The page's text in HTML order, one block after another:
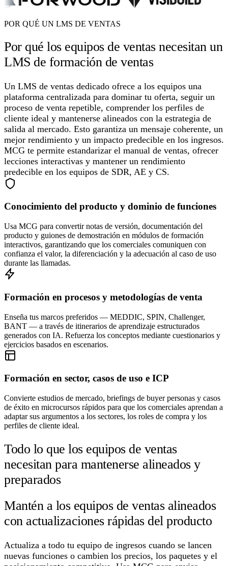
POR QUÉ UN LMS DE VENTAS
Por qué los equipos de ventas necesitan un
LMS de formación de ventas
Un LMS de ventas dedicado ofrece a los equipos una
plataforma centralizada para dominar tu oferta, seguir un
proceso de venta repetible, comprender los perfiles de
cliente ideal y mantenerse alineados con la estrategia de
salida al mercado. Esto garantiza un mensaje coherente, un
mejor rendimiento y un impacto predecible en los ingresos.
MCG te permite estandarizar el manual de ventas, ofrecer
lecciones interactivas y mantener un rendimiento
predecible en los equipos de SDR, AE y CS.
Conocimiento del producto y dominio de funciones
Usa MCG para convertir notas de versión, documentación del
producto y guiones de demostración en módulos de formación
interactivos, garantizando que los comerciales comuniquen con
confianza el valor, la diferenciación y la adecuación al caso de uso
durante las llamadas.
Formación en procesos y metodologías de venta
Enseña tus marcos preferidos — MEDDIC, SPIN, Challenger,
BANT — a través de itinerarios de aprendizaje estructurados
generados con IA. Refuerza los conceptos mediante cuestionarios y
ejercicios basados en escenarios.
Formación en sector, casos de uso e ICP
Convierte estudios de mercado, briefings de buyer personas y casos
de éxito en microcursos rápidos para que los comerciales aprendan a
adaptar sus argumentos a los sectores, los roles de compra y los
perfiles de cliente ideal.
Todo lo que los equipos de ventas
necesitan para mantenerse alineados y
preparados
Mantén a los equipos de ventas alineados
con actualizaciones rápidas del producto
Actualiza a todo tu equipo de ingresos cuando se lancen
nuevas funciones o cambien los precios, los paquetes y el